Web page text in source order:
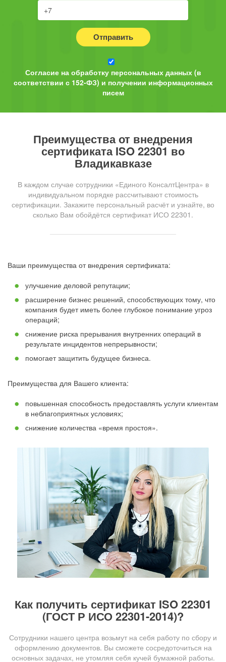
Отправить
Согласие на обработку персональных данных (в
соответствии с 152-ФЗ) и получении информационных
писем
Преимущества от внедрения
сертификата ISO 22301 во
Владикавказе
В каждом случае сотрудники «Единого КонсалтЦентра» в
индивидуальном порядке рассчитывают стоимость
сертификации. Закажите персональный расчёт и узнайте, во
сколько Вам обойдётся сертификат ИСО 22301.
Ваши преимущества от внедрения сертификата:
улучшение деловой репутации;
расширение бизнес решений, способствующих тому, что
компания будет иметь более глубокое понимание угроз
операций;
снижение риска прерывания внутренних операций в
результате инцидентов непрерывности;
помогает защитить будущее бизнеса.
Преимущества для Вашего клиента:
повышенная способность предоставлять услуги клиентам
в неблагоприятных условиях;
снижение количества «время простоя».
Как получить сертификат ISO 22301
(ГОСТ Р ИСО 22301-2014)?
Сотрудники нашего центра возьмут на себя работу по сбору и
оформлению документов. Вы сможете сосредоточиться на
основных задачах, не утомляя себя кучей бумажной работы.